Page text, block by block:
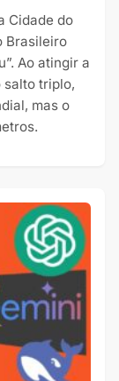
Cidade do
Brasileiro
Ao atingir a
salto triplo,
mas o